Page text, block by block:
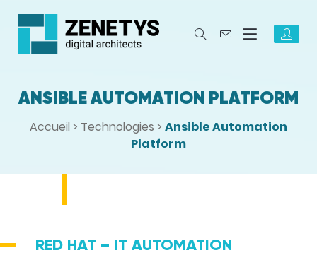
ANSIBLE AUTOMATION PLATFORM
Accueil > Technologies > Ansible Automation
Platform
RED HAT – IT AUTOMATION